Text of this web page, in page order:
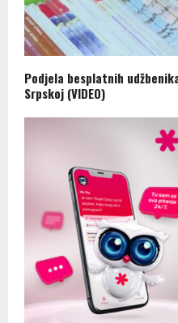
Podjela besplatnih
Srpskoj (VIDEO)